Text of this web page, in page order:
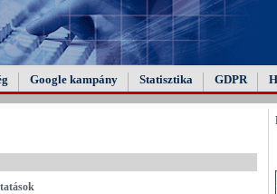
Google kampány Statisztika GDPR